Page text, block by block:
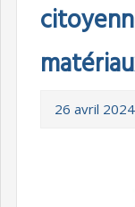
26 avril 2024